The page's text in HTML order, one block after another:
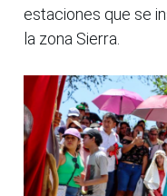
estaciones que se
la zona Sierra.